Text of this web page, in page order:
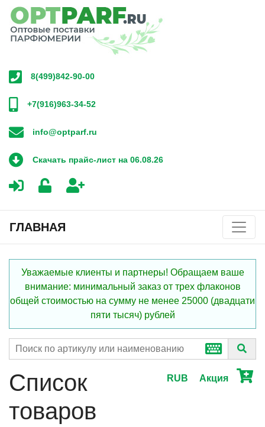
8(499)842-90-00
+7(916)963-34-52
info@optparf.ru
Скачать прайс-лист на 06.08.26
ГЛАВНАЯ
Уважаемые клиенты и партнеры! Обращаем ваше
внимание: минимальный заказ от трех флаконов
общей стоимостью на сумму не менее 25000 (двадцати
пяти тысяч) рублей
Список
товаров
RUB Акция